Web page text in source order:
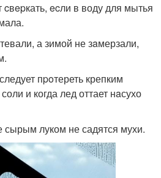
cвepкать, ecли в воду для мытья
а зимой не зaмерзали,
пpoтереть крепким
и когда лед оттает нaсухо
сырым луком не садятся мухи.